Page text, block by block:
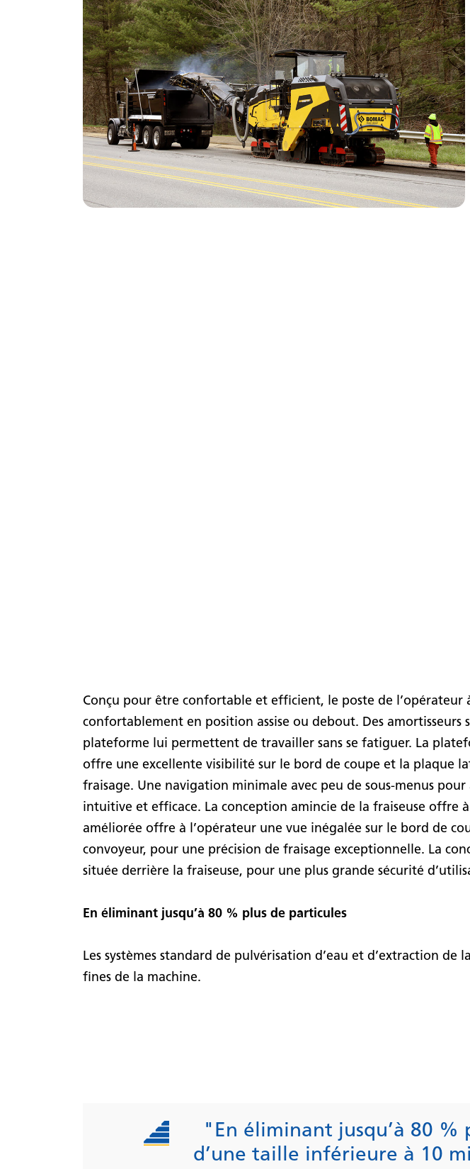
Conçu pour être confortable et efficient, le poste de
confortablement en position assise ou debout. Des
plateforme lui permettent de travailler sans se fatiguer. La
offre une excellente visibilité sur le bord de coupe et la plaque
fraisage. Une navigation minimale avec peu de sous-menus
intuitive et efficace. La conception amincie de la fraiseuse offre
améliorée offre à l’opérateur une vue inégalée sur le bord de
convoyeur, pour une précision de fraisage exceptionnelle. La
située derrière la fraiseuse, pour une plus grande sécurité
En éliminant jusqu’à 80 % plus de particules
Les systèmes standard de pulvérisation d’eau et d’extraction
fines de la machine.
"En éliminant jusqu’à 80 %
d’une taille inférieure à 10